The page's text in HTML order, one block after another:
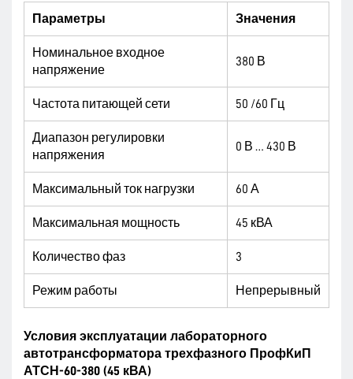
Параметры Значения
Номинальное входное
напряжение
380 В
Частота питающей сети 50 /60 Гц
Диапазон регулировки
напряжения
0 В … 430 В
Максимальный ток нагрузки 60 А
Максимальная мощность 45 кВА
Количество фаз 3
Режим работы Непрерывный
Условия эксплуатации лабораторного
автотрансформатора трехфазного ПрофКиП
АТСН-60-380 (45 кВА)